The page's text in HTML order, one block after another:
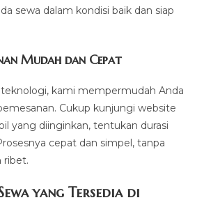
sewa dalam kondisi baik dan siap
Mudah dan Cepat
kami mempermudah Anda
Cukup kunjungi website
yang diinginkan, tentukan durasi
cepat dan simpel, tanpa
ribet.
yang Tersedia di